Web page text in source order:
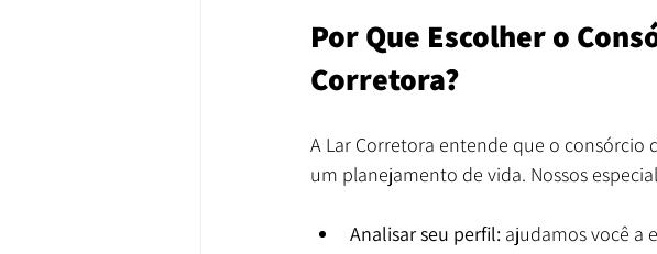
Por Que Escolher o
Corretora?
A Lar Corretora entende que o
um planejamento de vida. Nossos
Analisar seu perfil: ajudamos você a